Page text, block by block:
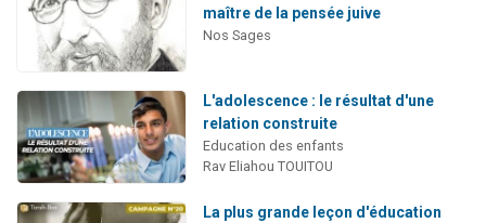
maître de la pensée juive
Nos Sages
L'adolescence : le résultat d'une
relation construite
Education des enfants
Rav Eliahou TOUITOU
La plus grande leçon d'éducation